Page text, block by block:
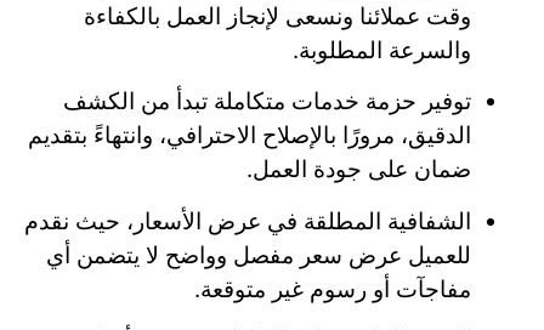
وقت عملائنا ونسعى لإنجاز العمل بالكفاءة
والسرعة المطلوبة.
توفير حزمة خدمات متكاملة تبدأ من الكشف
الدقيق، مرورًا بالإصلاح الاحترافي، وانتهاءً بتقديم
ضمان على جودة العمل.
الشفافية المطلقة في عرض الأسعار، حيث نقدم
للعميل عرض سعر مفصل وواضح لا يتضمن أي
مفاجآت أو رسوم غير متوقعة.